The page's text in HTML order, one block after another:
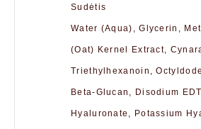
Sudėtis
Water (Aqua), Glycerin,
(Oat) Kernel Extract,
Triethylhexanoin,
Beta-Glucan, Disodium
Hyaluronate, Potassium